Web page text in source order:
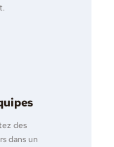
des
dans un